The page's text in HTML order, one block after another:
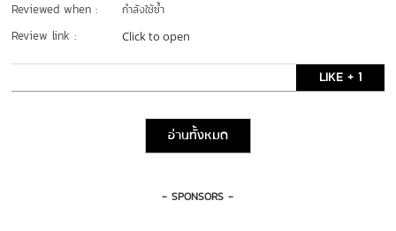
Reviewed when : กำลังใช้ซ้ำ
Review link : Click to open
LIKE + 1
อ่านทั้งหมด
- SPONSORS -